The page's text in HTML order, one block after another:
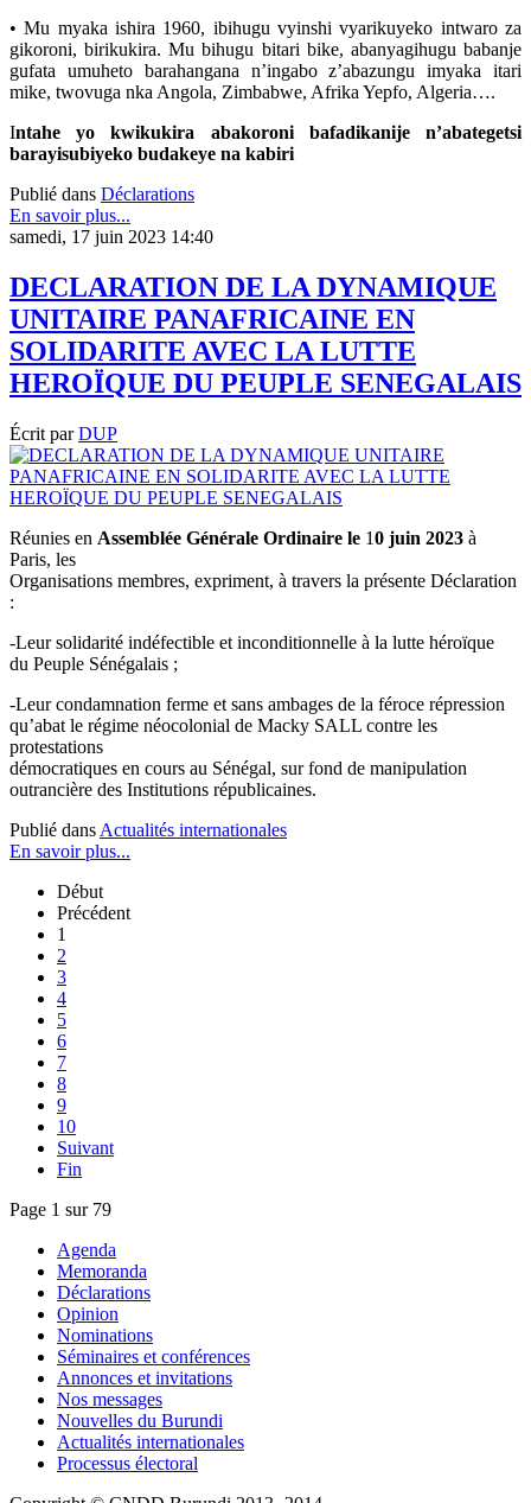
• Mu myaka ishira 1960, ibihugu vyinshi vyarikuyeko intwaro za
gikoroni, birikukira. Mu bihugu bitari bike, abanyagihugu babanje
gufata umuheto barahangana n’ingabo z’abazungu imyaka itari
mike, twovuga nka Angola, Zimbabwe, Afrika Yepfo, Algeria….
Intahe yo kwikukira abakoroni bafadikanije n’abategetsi
barayisubiyeko budakeye na kabiri
Publié dans Déclarations
En savoir plus...
samedi, 17 juin 2023 14:40
DECLARATION DE LA DYNAMIQUE
UNITAIRE PANAFRICAINE EN
SOLIDARITE AVEC LA LUTTE
HEROÏQUE DU PEUPLE SENEGALAIS
Écrit parDUP
Réunies en Assemblée Générale Ordinaire le 10 juin 2023 à
Paris, les
Organisations membres, expriment, à travers la présente Déclaration
:
-Leur solidarité indéfectible et inconditionnelle à la lutte héroïque
du Peuple Sénégalais ;
-Leur condamnation ferme et sans ambages de la féroce répression
qu’abat le régime néocolonial de Macky SALL contre les
protestations
démocratiques en cours au Sénégal, sur fond de manipulation
outrancière des Institutions républicaines.
Publié dans Actualités internationales
En savoir plus...
Début
Précédent
1
2
3
4
5
6
7
8
9
10
Suivant
Fin
Page 1 sur 79
Agenda
Memoranda
Déclarations
Opinion
Nominations
Séminaires et conférences
Annonces et invitations
Nos messages
Nouvelles du Burundi
Actualités internationales
Processus électoral